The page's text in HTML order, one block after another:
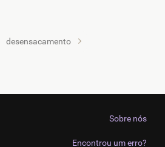
desensacamento
Sobre nós
Encontrou um erro?